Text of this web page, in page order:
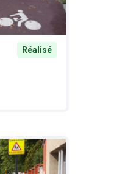
Réalisé